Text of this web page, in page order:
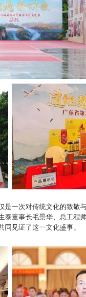
一次对传统文化的致敬
董事长毛景华、总工程
见证了这一文化盛事。